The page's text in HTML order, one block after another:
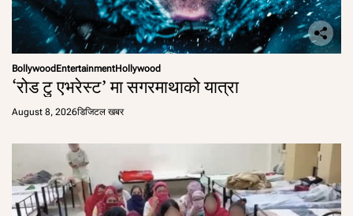
Bollywood EntertainmentHollywood
‘रोड टु एभरेस्ट’ मा सगरमाथाको यात्रा
August 8, 2026डिजिटल खबर